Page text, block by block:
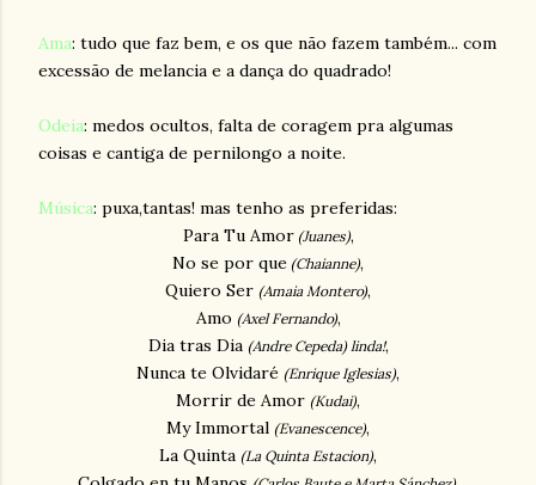
Ama: tudo que faz bem, e os que não fazem também... com
excessão de melancia e a dança do quadrado!
Odeia: medos ocultos, falta de coragem pra algumas
coisas e cantiga de pernilongo a noite.
Música: puxa,tantas! mas tenho as preferidas:
Para Tu Amor(Juanes),
No se por que (Chaianne),
Quiero Ser (Amaia Montero),
Amo (Axel Fernando),
Dia tras Dia (Andre Cepeda)linda!,
Nunca te Olvidaré (Enrique Iglesias),
Morrir de Amor (Kudai),
My Immortal (Evanescence),
La Quinta (La Quinta Estacion),